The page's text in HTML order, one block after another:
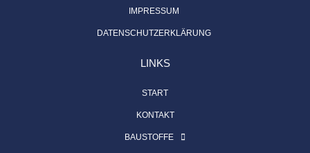
IMPRESSUM
DATENSCHUTZERKLÄRUNG
LINKS
START
KONTAKT
BAUSTOFFE